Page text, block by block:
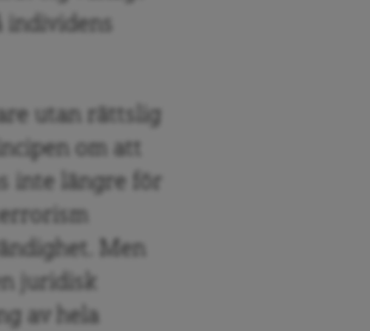
utan rättslig
om att
inte längre för
Men
juridisk
av hela